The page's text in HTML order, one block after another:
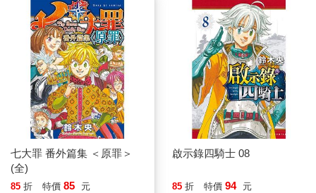
七大罪 番外篇集 ＜原罪＞
(全)
85 折 特價 85 元
啟示錄四騎士 08
85 折 特價 94 元